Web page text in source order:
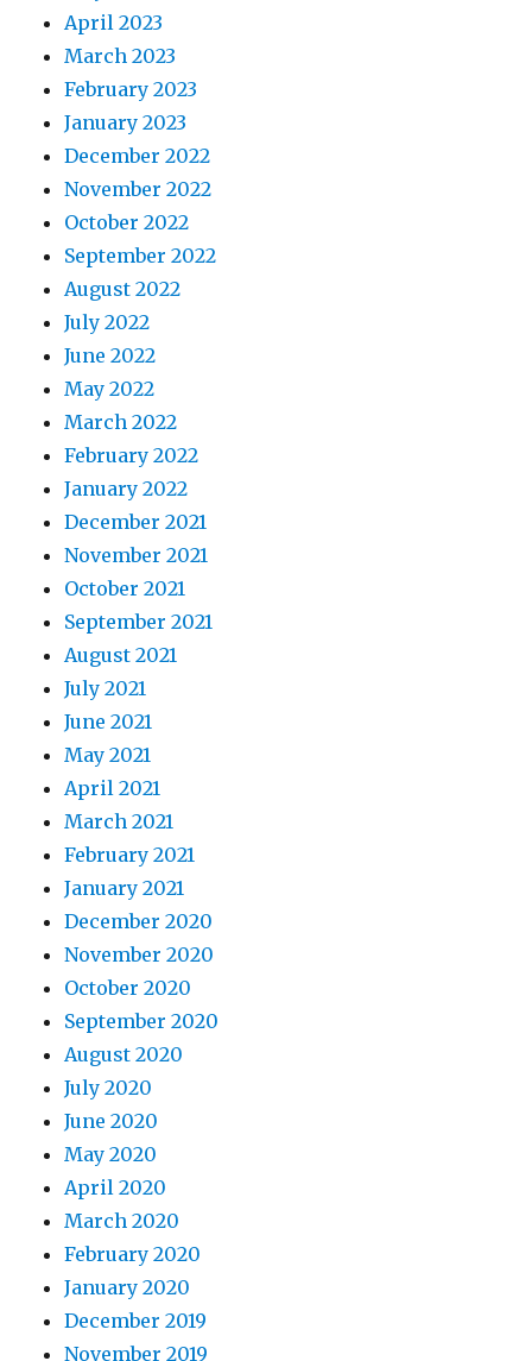
April 2023
March 2023
February 2023
January 2023
December 2022
November 2022
October 2022
September 2022
August 2022
July 2022
June 2022
May 2022
March 2022
February 2022
January 2022
December 2021
November 2021
October 2021
September 2021
August 2021
July 2021
June 2021
May 2021
April 2021
March 2021
February 2021
January 2021
December 2020
November 2020
October 2020
September 2020
August 2020
July 2020
June 2020
May 2020
April 2020
March 2020
February 2020
January 2020
December 2019
November 2019